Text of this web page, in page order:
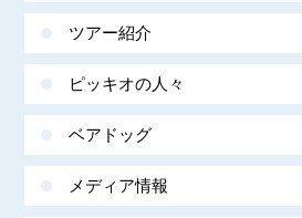
ツアー紹介
ピッキオの人々
ベアドッグ
メディア情報